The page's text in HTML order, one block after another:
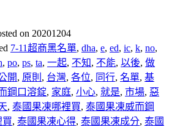
on 20201204
7-11超商黑名單, dha, e, ed, ic, k, no,
, po, ps, ta, 一起, 不知, 不能, 以後, 做
開, 原則 , 台灣, 各位, 同行, 名單, 基
鋼口溶錠, 家庭, 小心, 就是, 市場, 惡
, 泰國果凍哪裡買, 泰國果凍威而鋼
買, 泰國果凍心得, 泰國果凍成分, 泰國